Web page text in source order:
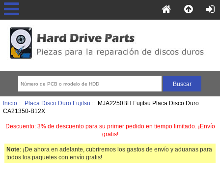
Inicio:: Placa Disco Duro Fujitsu :: MJA2250BH Fujitsu Placa Disco Duro
CA21350-B12X
Descuento: 3% de descuento para su primer pedido en tiempo limitado. ¡Envío
gratis!
Note: ¡De ahora en adelante, cubriremos los gastos de envío y aduanas para
todos los paquetes con envío gratis!